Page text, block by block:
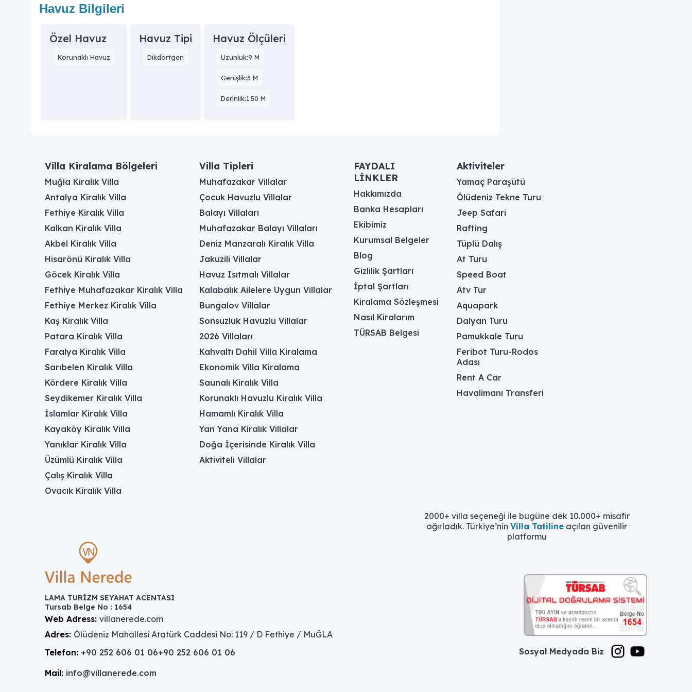
Havuz Bilgileri
Özel Havuz
Korunaklı Havuz
Havuz Tipi
Dikdörtgen
Havuz Ölçüleri
Uzunluk:9 M
Genişlik:3 M
Derinlik:1.50 M
Villa Kiralama Bölgeleri
Muğla Kiralık Villa
Antalya Kiralık Villa
Fethiye Kiralık Villa
Kalkan Kiralık Villa
Akbel Kiralık Villa
Hisarönü Kiralık Villa
Göcek Kiralık Villa
Fethiye Muhafazakar Kiralık Villa
Fethiye Merkez Kiralık Villa
Kaş Kiralık Villa
Patara Kiralık Villa
Faralya Kiralık Villa
Sarıbelen Kiralık Villa
Kördere Kiralık Villa
Seydikemer Kiralık Villa
İslamlar Kiralık Villa
Kayaköy Kiralık Villa
Yanıklar Kiralık Villa
Üzümlü Kiralık Villa
Çalış Kiralık Villa
Ovacık Kiralık Villa
Villa Tipleri
Muhafazakar Villalar
Çocuk Havuzlu Villalar
Balayı Villaları
Muhafazakar Balayı Villaları
Deniz Manzaralı Kiralık Villa
Jakuzili Villalar
Havuz Isıtmalı Villalar
Kalabalık Ailelere Uygun Villalar
Bungalov Villalar
Sonsuzluk Havuzlu Villalar
2026 Villaları
Kahvaltı Dahil Villa Kiralama
Ekonomik Villa Kiralama
Saunalı Kiralık Villa
Korunaklı Havuzlu Kiralık Villa
Hamamlı Kiralık Villa
Yan Yana Kiralık Villalar
Doğa İçerisinde Kiralık Villa
Aktiviteli Villalar
FAYDALI
LİNKLER
Hakkımızda
Banka Hesapları
Ekibimiz
Kurumsal Belgeler
Blog
Gizlilik Şartları
İptal Şartları
Kiralama Sözleşmesi
Nasıl Kiralarım
TÜRSAB Belgesi
Aktiviteler
Yamaç Paraşütü
Ölüdeniz Tekne Turu
Jeep Safari
Rafting
Tüplü Dalış
At Turu
Speed Boat
Atv Tur
Aquapark
Dalyan Turu
Pamukkale Turu
Feribot Turu-Rodos
Adası
Rent A Car
Havalimanı Transferi
2000+ villa seçeneği ile bugüne dek 10.000+ misafir
ağırladık. Türkiye’nin Villa Tatiline açılan güvenilir
platformu
LAMA TURİZM SEYAHAT ACENTASI
Tursab Belge No : 1654
Web Adress: villanerede.com
Adres: Ölüdeniz Mahallesi Atatürk Caddesi No: 119 / D Fethiye / MuĞLA
Telefon: +90 252 606 01 06+90 252 606 01 06
Mail: info@villanerede.com
Sosyal Medyada Biz